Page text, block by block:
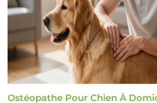
Ostéopathe Pour Chien À